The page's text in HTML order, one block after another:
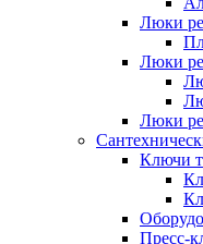
Люки
Люки
Люки
Ключи
Пресс-